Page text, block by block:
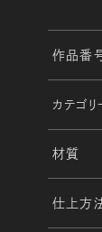
作品番
カテゴリ
材質
仕上方